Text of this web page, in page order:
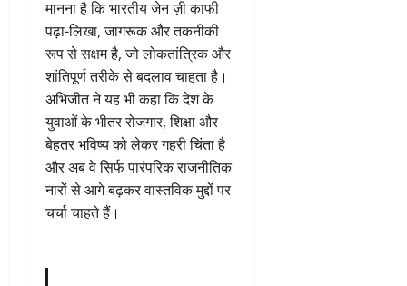
मानना है कि भारतीय जेन ज़ी काफी
पढ़ा-लिखा, जागरूक और तकनीकी
रूप से सक्षम है, जो लोकतांत्रिक और
शांतिपूर्ण तरीके से बदलाव चाहता है।
अभिजीत ने यह भी कहा कि देश के
युवाओं के भीतर रोजगार, शिक्षा और
बेहतर भविष्य को लेकर गहरी चिंता है
और अब वे सिर्फ पारंपरिक राजनीतिक
नारों से आगे बढ़कर वास्तविक मुद्दों पर
चर्चा चाहते हैं।